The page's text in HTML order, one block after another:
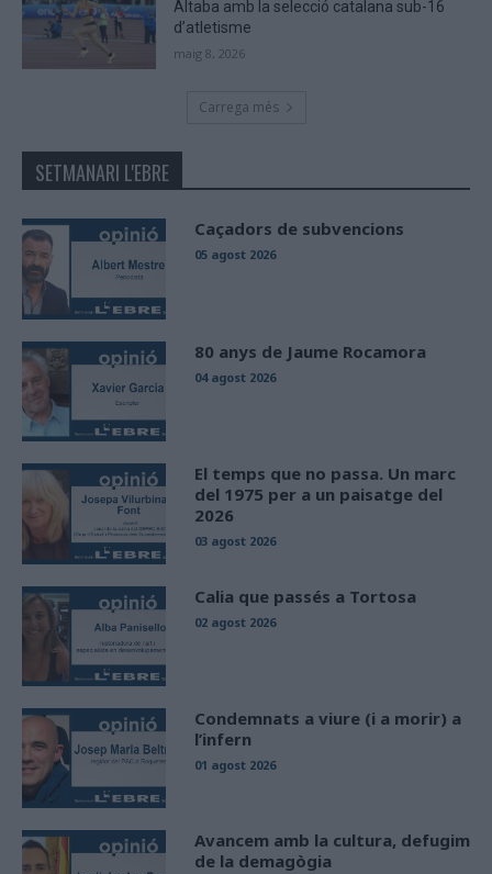
Altaba amb la selecció catalana sub-16
d’atletisme
maig 8, 2026
Carrega més
SETMANARI L'EBRE
Caçadors de subvencions
05 agost 2026
80 anys de Jaume Rocamora
04 agost 2026
El temps que no passa. Un marc
del 1975 per a un paisatge del
2026
03 agost 2026
Calia que passés a Tortosa
02 agost 2026
Condemnats a viure (i a morir) a
l’infern
01 agost 2026
Avancem amb la cultura, defugim
de la demagògia